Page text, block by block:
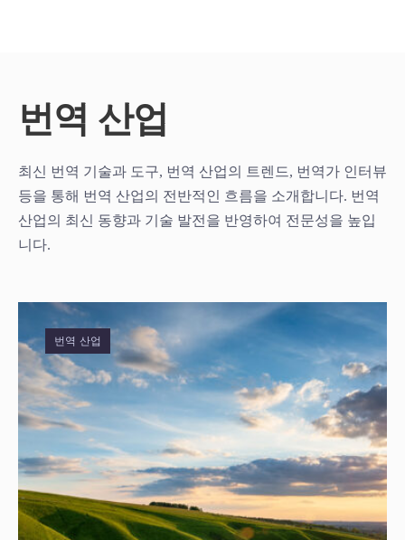
번역 산업
최신 번역 기술과 도구, 번역 산업의 트렌드, 번역가 인터뷰
등을 통해 번역 산업의 전반적인 흐름을 소개합니다. 번역
산업의 최신 동향과 기술 발전을 반영하여 전문성을 높입
니다.
번역 산업